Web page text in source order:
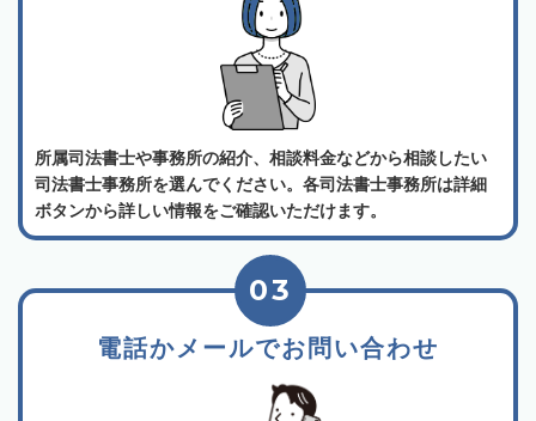
所属司法書士や事務所の紹介、相談料金などから相談したい
司法書士事務所を選んでください。各司法書士事務所は詳細
ボタンから詳しい情報をご確認いただけます。
電話かメールでお問い合わせ
03